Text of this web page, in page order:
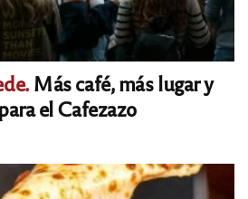
Más café, más lugar y
el Cafezazo